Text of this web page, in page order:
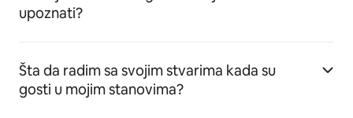
upoznati?
Šta da radim sa svojim stvarima kada su
gosti u mojim stanovima?